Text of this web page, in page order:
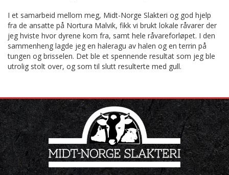
I et samarbeid mellom meg, Midt-Norge Slakteri og god hjelp
fra de ansatte på Nortura Malvik, fikk vi brukt lokale råvarer der
jeg hviste hvor dyrene kom fra, samt hele råvareforløpet. I den
sammenheng lagde jeg en haleragu av halen og en terrin på
tungen og brisselen. Det ble et spennende resultat som jeg ble
utrolig stolt over, og som til slutt resulterte med gull.